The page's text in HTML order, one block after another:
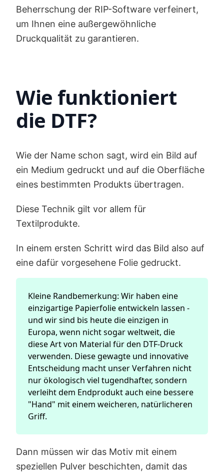
Beherrschung der RIP-Software verfeinert,
um Ihnen eine außergewöhnliche
Druckqualität zu garantieren.
Wie funktioniert
die DTF?
Wie der Name schon sagt, wird ein Bild auf
ein Medium gedruckt und auf die Oberfläche
eines bestimmten Produkts übertragen.
Diese Technik gilt vor allem für
Textilprodukte.
In einem ersten Schritt wird das Bild also auf
eine dafür vorgesehene Folie gedruckt.
Kleine Randbemerkung: Wir haben eine
einzigartige Papierfolie entwickeln lassen -
und wir sind bis heute die einzigen in
Europa, wenn nicht sogar weltweit, die
diese Art von Material für den DTF-Druck
verwenden. Diese gewagte und innovative
Entscheidung macht unser Verfahren nicht
nur ökologisch viel tugendhafter, sondern
verleiht dem Endprodukt auch eine bessere
"Hand" mit einem weicheren, natürlicheren
Griff.
Dann müssen wir das Motiv mit einem
speziellen Pulver beschichten, damit das